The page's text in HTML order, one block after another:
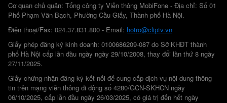
Cơ quan chủ quản: Tổng công ty Viễn thông MobiFone - Địa chỉ: Số 01
Phố Phạm Văn Bạch, Phường Cầu Giấy, Thành phố Hà Nội.
Điện thoại/Fax: 024.37.831.800 - Email: hotro@cliptv.vn
Giấy phép đăng ký kinh doanh: 0100686209-087 do Sở KHĐT thành
phố Hà Nội cấp lần đầu ngày ngày 29/10/2008, thay đổi lần thứ 8 ngày
27/11/2025.
Giấy chứng nhận đăng ký kết nối để cung cấp dịch vụ nội dung thông
tin trên mạng viễn thông di động số 4280/GCN-SKHCN ngày
06/10/2025, cấp lần đầu ngày 26/03/2025, có giá trị đến hết ngày